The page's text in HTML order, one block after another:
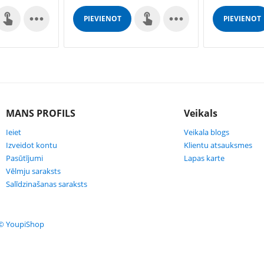
 PIEVIENOT  PIEVIENOT
MANS PROFILS
Ieiet
Izveidot kontu
Pasūtījumi
Vēlmju saraksts
Salīdzinašanas saraksts
Veikals
Veikala blogs
Klientu atsauksmes
Lapas karte
YoupiShop